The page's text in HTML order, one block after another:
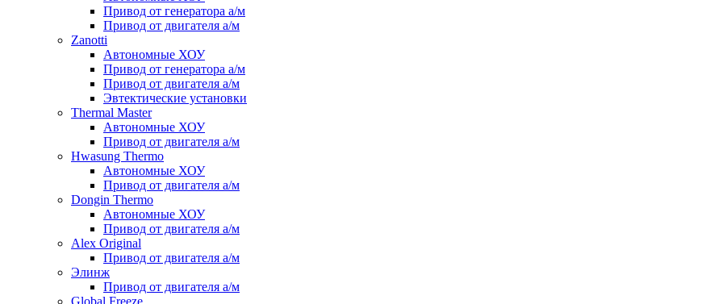
Привод от генератора а/м
Привод от двигателя а/м
Zanotti
Автономные ХОУ
Привод от генератора а/м
Привод от двигателя а/м
Эвтектические установки
Thermal Master
Автономные ХОУ
Привод от двигателя а/м
Hwasung Thermo
Автономные ХОУ
Привод от двигателя а/м
Dongin Thermo
Автономные ХОУ
Привод от двигателя а/м
Alex Original
Привод от двигателя а/м
Элинж
Привод от двигателя а/м